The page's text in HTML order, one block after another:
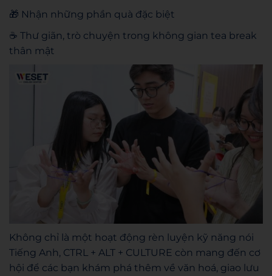
🎁 Nhận những phần quà đặc biệt
☕ Thư giãn, trò chuyện trong không gian tea break
thân mật
Không chỉ là một hoạt động rèn luyện kỹ năng nói
Tiếng Anh, CTRL + ALT + CULTURE còn mang đến cơ
hội để các bạn khám phá thêm về văn hoá, giao lưu